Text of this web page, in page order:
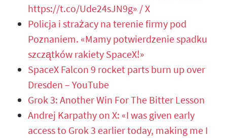
https://t.co/Ude24sJN9g» / X
Policja i strażacy na terenie firmy pod
Poznaniem. «Mamy potwierdzenie spadku
szczątków rakiety SpaceX!»
SpaceX Falcon 9 rocket parts burn up over
Dresden – YouTube
Grok 3: Another Win For The Bitter Lesson
Andrej Karpathy on X: «I was given early
access to Grok 3 earlier today, making me I